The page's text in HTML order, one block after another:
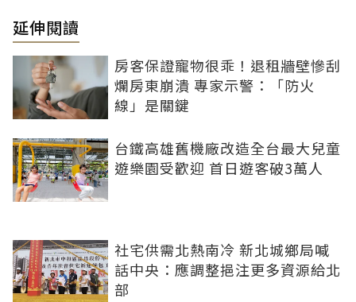
延伸閱讀
房客保證寵物很乖！退租牆壁慘刮
爛房東崩潰 專家示警：「防火
線」是關鍵
台鐵高雄舊機廠改造全台最大兒童
遊樂園受歡迎 首日遊客破3萬人
社宅供需北熱南冷 新北城鄉局喊
話中央：應調整挹注更多資源給北
部